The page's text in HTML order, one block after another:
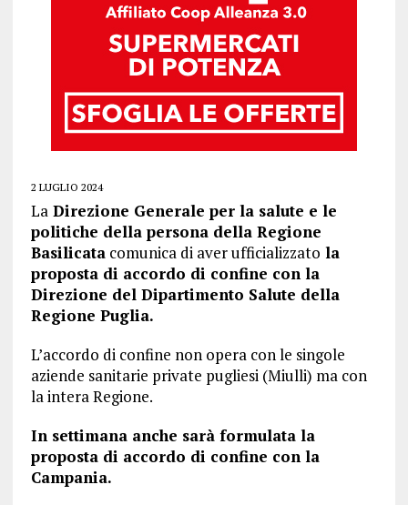
2 LUGLIO 2024
LaDirezione Generale per la salute e le
politiche della persona della Regione
Basilicatacomunica di aver ufficializzato la
proposta di accordo di confine con la
Direzione del Dipartimento Salute della
Regione Puglia.
L’accordo di confine non opera con le singole
aziende sanitarie private pugliesi (Miulli) ma con
la intera Regione.
In settimana anche sarà formulata la
proposta di accordo di confine con la
Campania.